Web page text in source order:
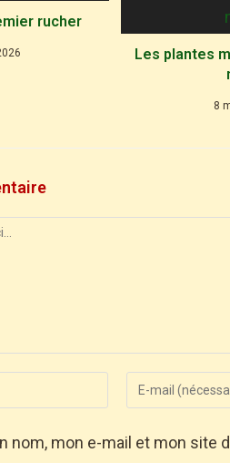
rucher
Les plantes
8
nom, mon e-mail et mon site